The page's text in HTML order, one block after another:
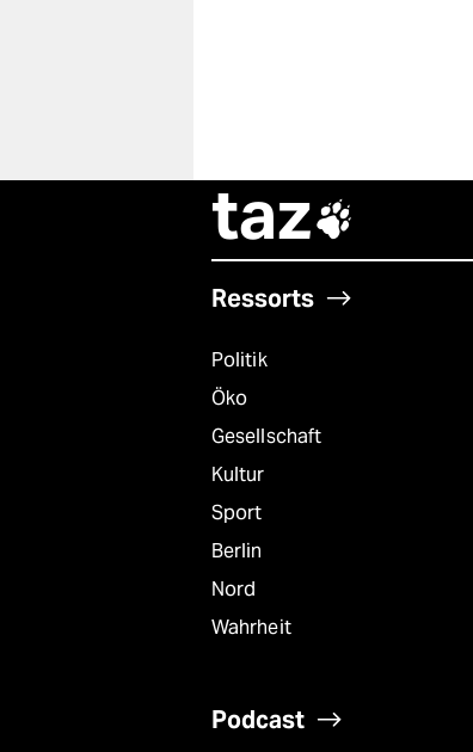
taz
Ressorts
Politik
Öko
Gesellschaft
Kultur
Sport
Berlin
Nord
Wahrheit
Podcast